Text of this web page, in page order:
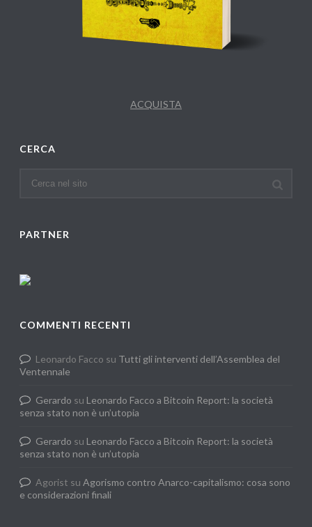
ACQUISTA
CERCA
PARTNER
COMMENTI RECENTI
Leonardo Facco su Tutti gli interventi dell’Assemblea del
Ventennale
Gerardo su Leonardo Facco a Bitcoin Report: la società
senza stato non è un’utopia
Gerardo su Leonardo Facco a Bitcoin Report: la società
senza stato non è un’utopia
Agorist suAgorismo contro Anarco-capitalismo: cosa sono
e considerazioni finali